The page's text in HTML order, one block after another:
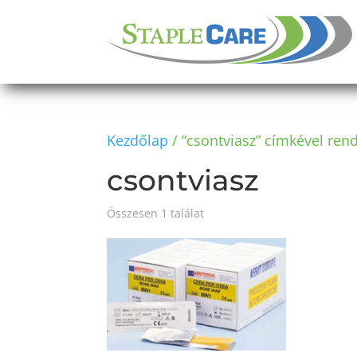
Kezdőlap / “csontviasz” címkével
csontviasz
Összesen 1 találat